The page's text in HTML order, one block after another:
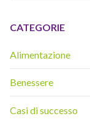
CATEGORIE
Alimentazione
Benessere
Casi di successo